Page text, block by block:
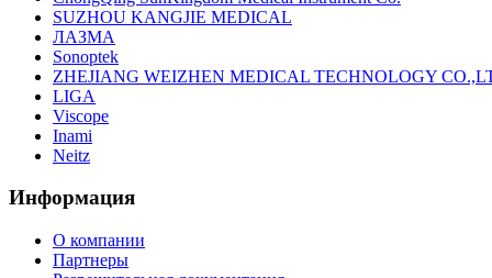
SUZHOU KANGJIE MEDICAL
ЛАЗМА
Sonoptek
ZHEJIANG WEIZHEN MEDICAL TECHNOLOGY
LIGA
Viscope
Inami
Neitz
Информация
О компании
Партнеры